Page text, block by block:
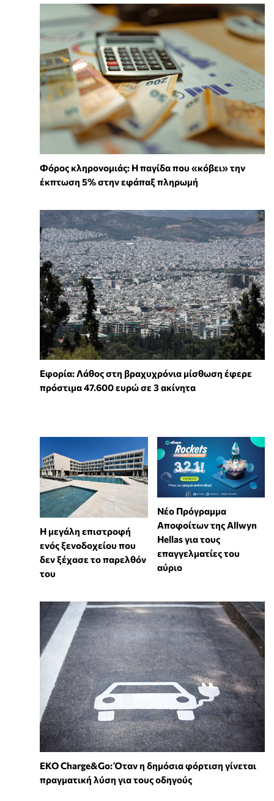
Φόρος κληρονομιάς: Η παγίδα που «κόβει» την
έκπτωση 5% στην εφάπαξ πληρωμή
Εφορία: Λάθος στη βραχυχρόνια μίσθωση έφερε
πρόστιμα 47.600 ευρώ σε 3 ακίνητα
Η μεγάλη επιστροφή
ενός ξενοδοχείου που
δεν ξέχασε το παρελθόν
του
Νέο Πρόγραμμα
Αποφοίτων της Allwyn
Hellas για τους
επαγγελματίες του
αύριο
EKO Charge&Go: Όταν η δημόσια φόρτιση γίνεται
πραγματική λύση για τους οδηγούς